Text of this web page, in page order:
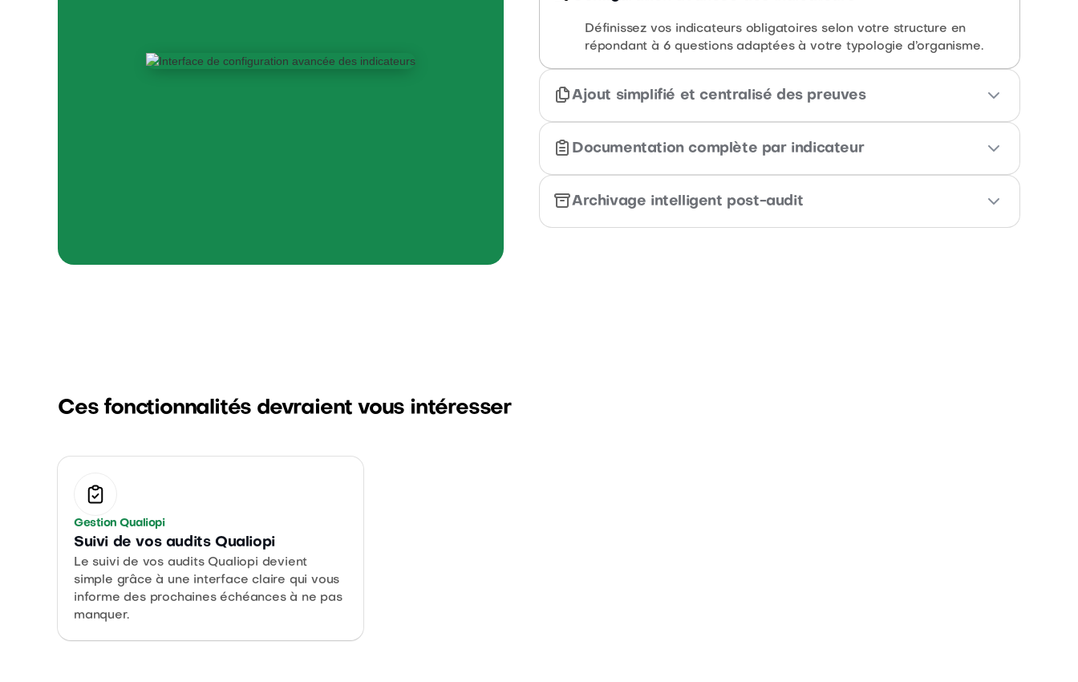
Définissez vos indicateurs obligatoires selon votre structure en
répondant à 6 questions adaptées à votre typologie d’organisme.
Ajout simplifié et centralisé des preuves
Qualiobee ou manuellement, pour chaque indicateur Qualiopi.
Documentation complète par indicateur
preuves pour chaque indicateur du Référentiel national qualité.
Archivage intelligent post-audit
Ces fonctionnalités devraient vous intéresser
Gestion Qualiopi
Suivi de vos audits Qualiopi
Le suivi de vos audits Qualiopi devient
simple grâce à une interface claire qui vous
informe des prochaines échéances à ne pas
manquer.